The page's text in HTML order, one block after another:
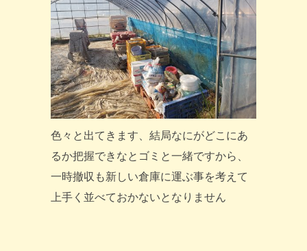
色々と出てきます、結局なにがどこにあ
るか把握できなとゴミと一緒ですから、
一時撤収も新しい倉庫に運ぶ事を考えて
上手く並べておかないとなりません